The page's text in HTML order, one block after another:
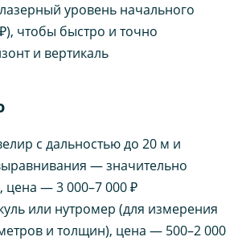
уровень начального
чтобы быстро и точно
и вертикаль
с дальностью до 20 м и
— значительно
цена — 3 000–7 000 ₽
или нутромер (для измерения
и толщин), цена — 500–2 000